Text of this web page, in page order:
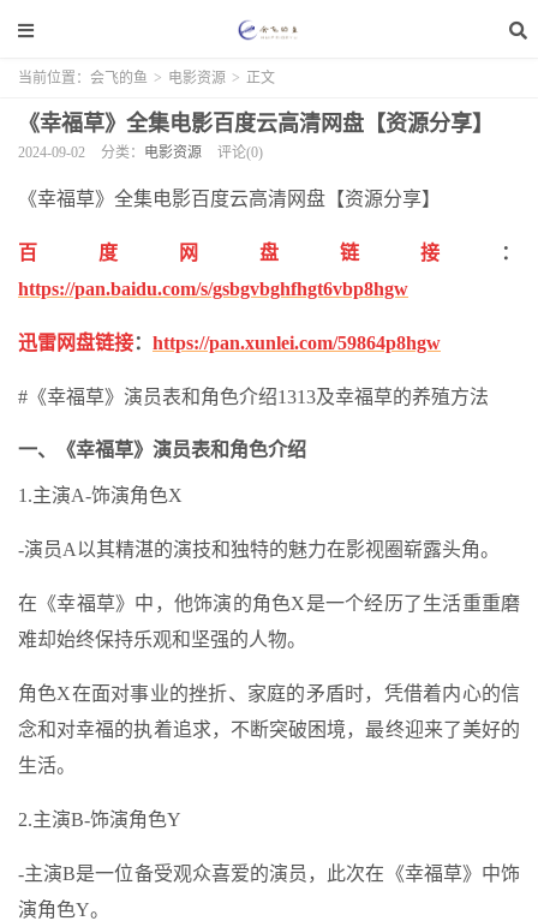
当前位置： 会飞的鱼 > 电影资源 > 正文
《幸福草》全集电影百度云高清网盘【资源分享】
2024-09-02 分类： 电影资源 评论(0)
《幸福草》全集电影百度云高清网盘【资源分享】
百度网盘链接
：
https://pan.baidu.com/s/gsbgvbghfhgt6vbp8hgw
迅雷网盘链接： https://pan.xunlei.com/59864p8hgw
#《幸福草》演员表和角色介绍1313及幸福草的养殖方法
一、《幸福草》演员表和角色介绍
1.主演A-饰演角色X
-演员A以其精湛的演技和独特的魅力在影视圈崭露头角。
在《幸福草》中，他饰演的角色X是一个经历了生活重重磨
难却始终保持乐观和坚强的人物。
角色X在面对事业的挫折、家庭的矛盾时，凭借着内心的信
念和对幸福的执着追求，不断突破困境，最终迎来了美好的
生活。
2.主演B-饰演角色Y
-主演B是一位备受观众喜爱的演员，此次在《幸福草》中饰
演角色Y。